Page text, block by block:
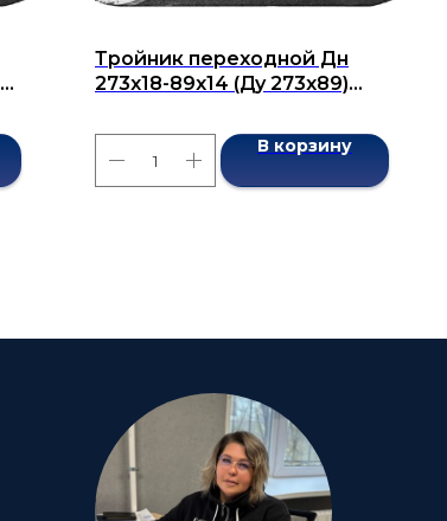
Тройник переходной Дн
273х18-89х14 (Ду 273х89)
В корзину